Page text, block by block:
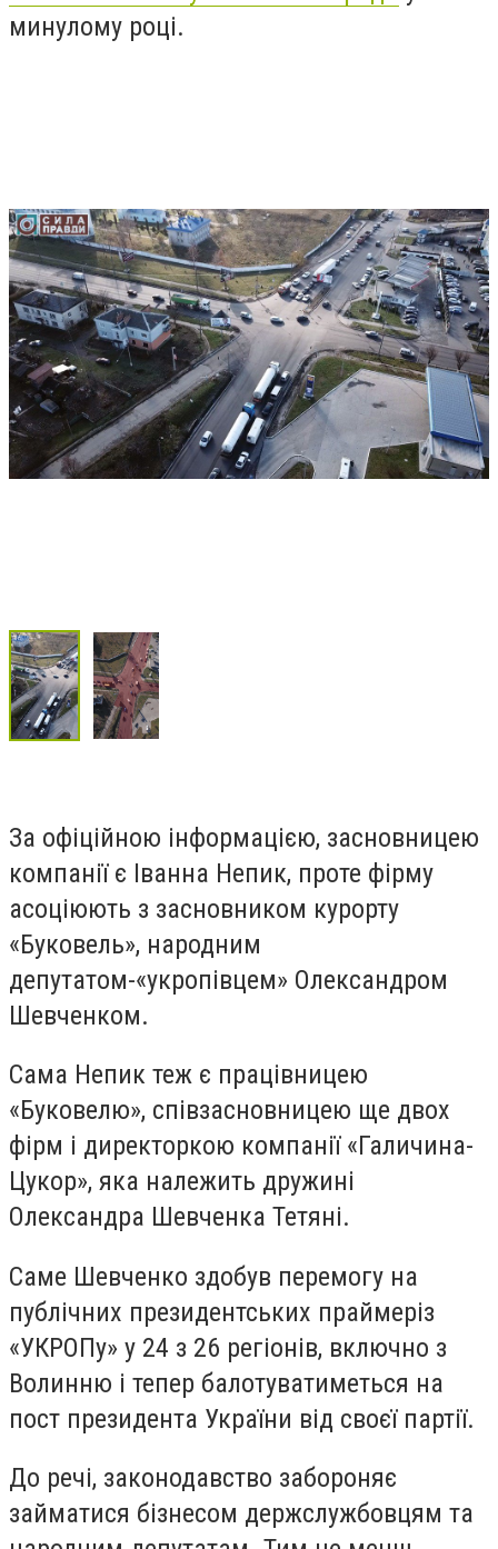
минулому році.
За офіційною інформацією, засновницею
компанії є Іванна Непик, проте фірму
асоціюють з засновником курорту
«Буковель», народним
депутатом-«укропівцем» Олександром
Шевченком.
Сама Непик теж є працівницею
«Буковелю», співзасновницею ще двох
фірм і директоркою компанії «Галичина-
Цукор», яка належить дружині
Олександра Шевченка Тетяні.
Саме Шевченко здобув перемогу на
публічних президентських праймеріз
«УКРОПу» у 24 з 26 регіонів, включно з
Волинню і тепер балотуватиметься на
пост президента України від своєї партії.
До речі, законодавство забороняє
займатися бізнесом держслужбовцям та